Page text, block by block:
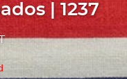
| 1237